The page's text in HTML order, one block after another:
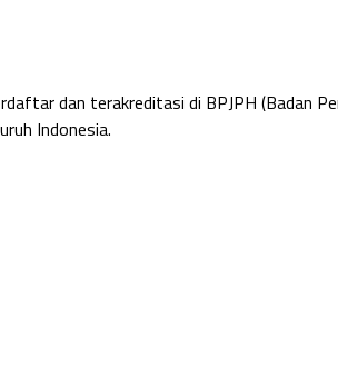
dan terakreditasi di BPJPH (Badan
Indonesia.